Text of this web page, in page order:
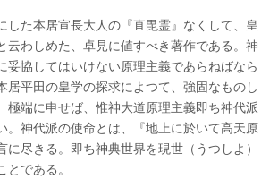
太
は
した本居宣長大人の『直毘霊』なくして、皇
云わしめた、卓見に値すべき著作である。神
妥協してはいけない原理主義であらねばなら
居平田の皇学の探求によつて、強固なものし
極端に申せば、惟神大道原理主義即ち神代派
。神代派の使命とは、『地上に於いて高天原
に尽きる。即ち神典世界を現世（うつしよ）
とである。